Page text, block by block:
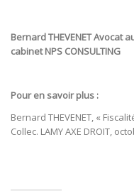
Bernard THEVENET Avocat
cabinet NPS CONSULTING
Pour en savoir plus :
Bernard THEVENET, «
Collec. LAMY AXE DROIT,